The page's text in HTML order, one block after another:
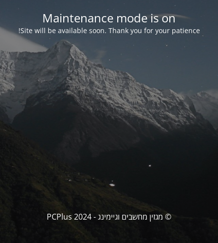
Maintenance mode is on
Site will be available soon. Thank you for your patience!
© מגזין מחשבים וגיימינג - PCPlus 2024